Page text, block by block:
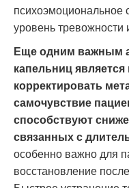
психоэмоциональное
уровень тревожности
Еще одним важным
капельниц
корректировать
самочувствие
способствуют
связанных с
особенно важно для
восстановление